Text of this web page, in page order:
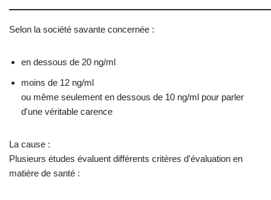
Selon la société savante concernée :
en dessous de 20 ng/ml
moins de 12 ng/ml
ou même seulement en dessous de 10 ng/ml pour parler
d'une véritable carence
La cause :
Plusieurs études évaluent différents critères d'évaluation en
matière de santé :